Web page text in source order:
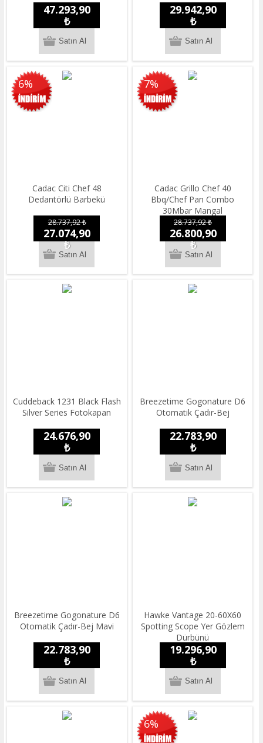
47.293,90
₺
29.942,90
₺
6%
Cadac Citi Chef 48
Dedantörlü Barbekü
28.737,92 ₺
27.074,90
₺
7%
Cadac Grillo Chef 40
Bbq/Chef Pan Combo
30Mbar Mangal
28.737,92 ₺
26.800,90
₺
Cuddeback 1231 Black Flash
Silver Series Fotokapan
24.676,90
₺
Breezetime Gogonature D6
Otomatik Çadır-Bej
22.783,90
₺
Breezetime Gogonature D6
Otomatik Çadır-Bej Mavi
22.783,90
₺
Hawke Vantage 20-60X60
Spotting Scope Yer Gözlem
Dürbünü
19.296,90
₺
6%